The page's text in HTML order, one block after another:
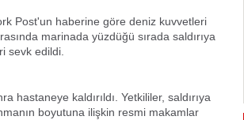
Post'un haberine göre deniz kuvvetleri
marinada yüzdüğü sırada saldırıya
sevk edildi.
hastaneye kaldırıldı. Yetkililer, saldırıya
boyutuna ilişkin resmi makamlar